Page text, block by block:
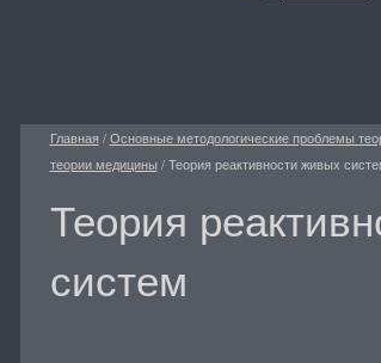
Главная /Основные методологические проблемы
теории медицины /Теория реактивности живых
Теория
систем